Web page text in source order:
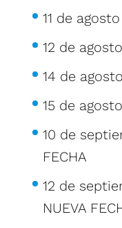
11 de
12 de
14 de
15 de
10 de
FECHA
12 de
NUEVA